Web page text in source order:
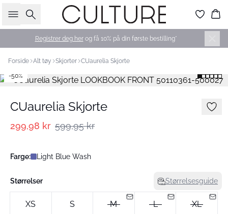
Søk
Registrer deg herog få 10% på din første bestilling*
Forside Alt tøy Skjorter CUaurelia Skjorte
-50%
CUaurelia Skjorte
299,98 kr 599,95 kr
Farge: Light Blue Wash
Størrelser Størrelsesguide
XS S M L XL